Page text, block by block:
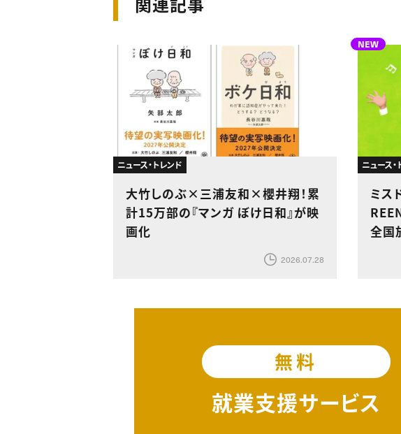
ニュース・トレンド
大竹しのぶ×三浦友和×櫻井翔！累
計15万部の『マンガ ぼけ日和』が映
画化
2026.07.28
NEW
ニュース・
ミス
全国
無料
就業支援サービス